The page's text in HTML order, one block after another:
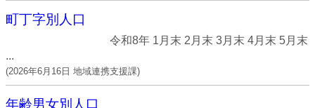
町丁字別人口
令和8年 1月末 2月末 3月末 4月末 5月末
...
(2026年6月16日 地域連携支援課)
年齢男女別人口